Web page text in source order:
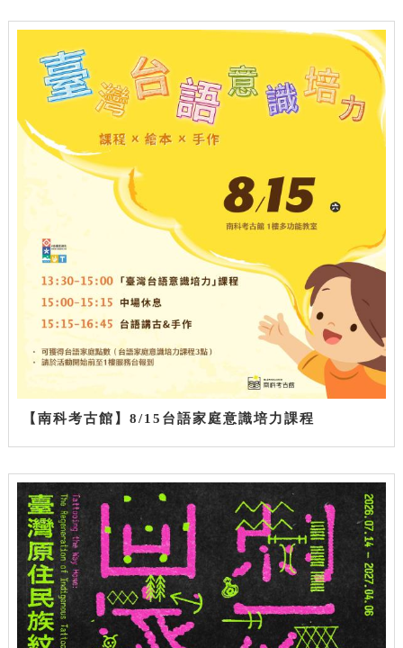
【南科考古館】8/15台語家庭意識培力課程